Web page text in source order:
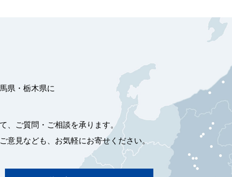
県・栃木県に
、ご質問・ご相談を承ります。
意見なども、お気軽にお寄せください。